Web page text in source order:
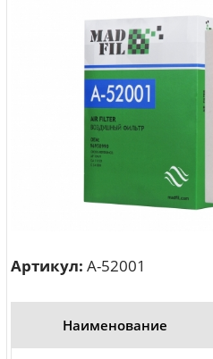
Артикул: A-52001
Наименование